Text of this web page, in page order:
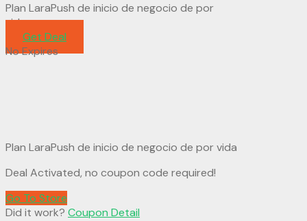
Plan LaraPush de inicio de negocio de por
vida
Get Deal
No Expires
Plan LaraPush de inicio de negocio de por vida
Deal Activated, no coupon code required!
Go To Store
Did it work? Coupon Detail